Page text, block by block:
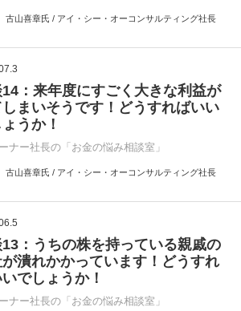
古山喜章氏 / アイ・シー・オーコンサルティング社長
：来年度にすごく大きな利益が
まいそうです！どうすればいい
うか！
ナー社長の「お金の悩み相談室」
古山喜章氏 / アイ・シー・オーコンサルティング社長
：うちの株を持っている親戚の
潰れかかっています！どうすれ
でしょうか！
ナー社長の「お金の悩み相談室」